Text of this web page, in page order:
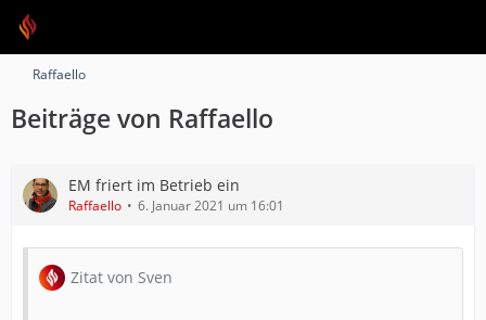
Raffaello
Beiträge von Raffaello
EM friert im Betrieb ein
Raffaello 6. Januar 2021 um 16:01
Zitat von Sven